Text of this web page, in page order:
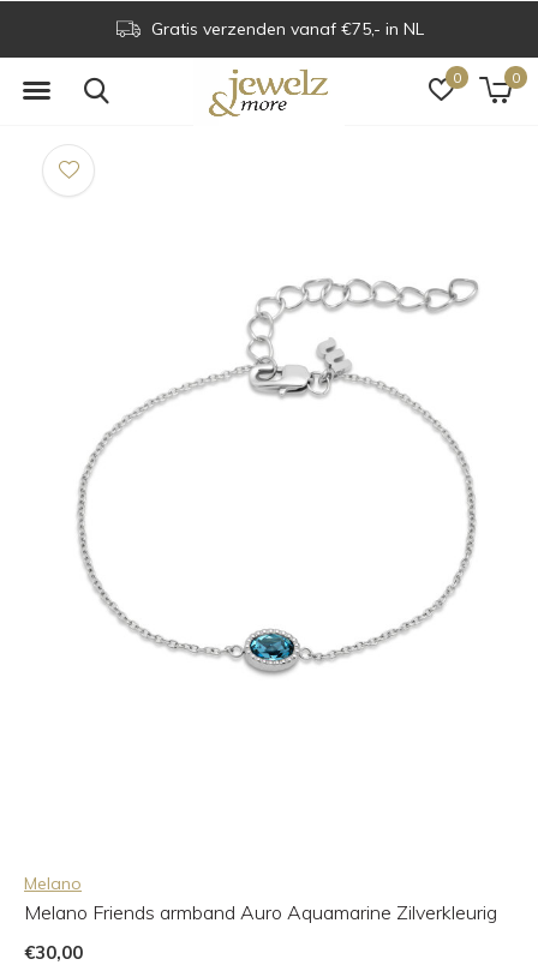
0 0
Gratis verzenden vanaf €75,- in NL
Melano
Melano Friends armband Auro Aquamarine Zilverkleurig
€30,00